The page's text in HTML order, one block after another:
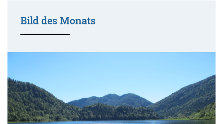
Bild des Monats